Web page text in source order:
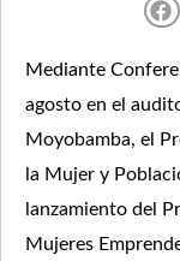
Mediante
agosto en el
Moyobamba, el
la Mujer y
lanzamiento del
Mujeres